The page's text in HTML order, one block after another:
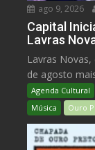
ago 9, 2026
Capital
Lavras
Lavras
de agosto
Agenda Cultural
Música
Ouro